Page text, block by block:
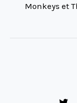
Monkeys et